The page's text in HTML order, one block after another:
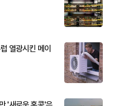
열광시킨 메이